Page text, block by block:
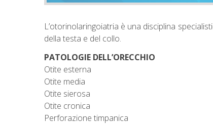
L’otorinolaringoiatria è una disciplina
della testa e del collo.
PATOLOGIE DELL’ORECCHIO
Otite esterna
Otite media
Otite sierosa
Otite cronica
Perforazione timpanica